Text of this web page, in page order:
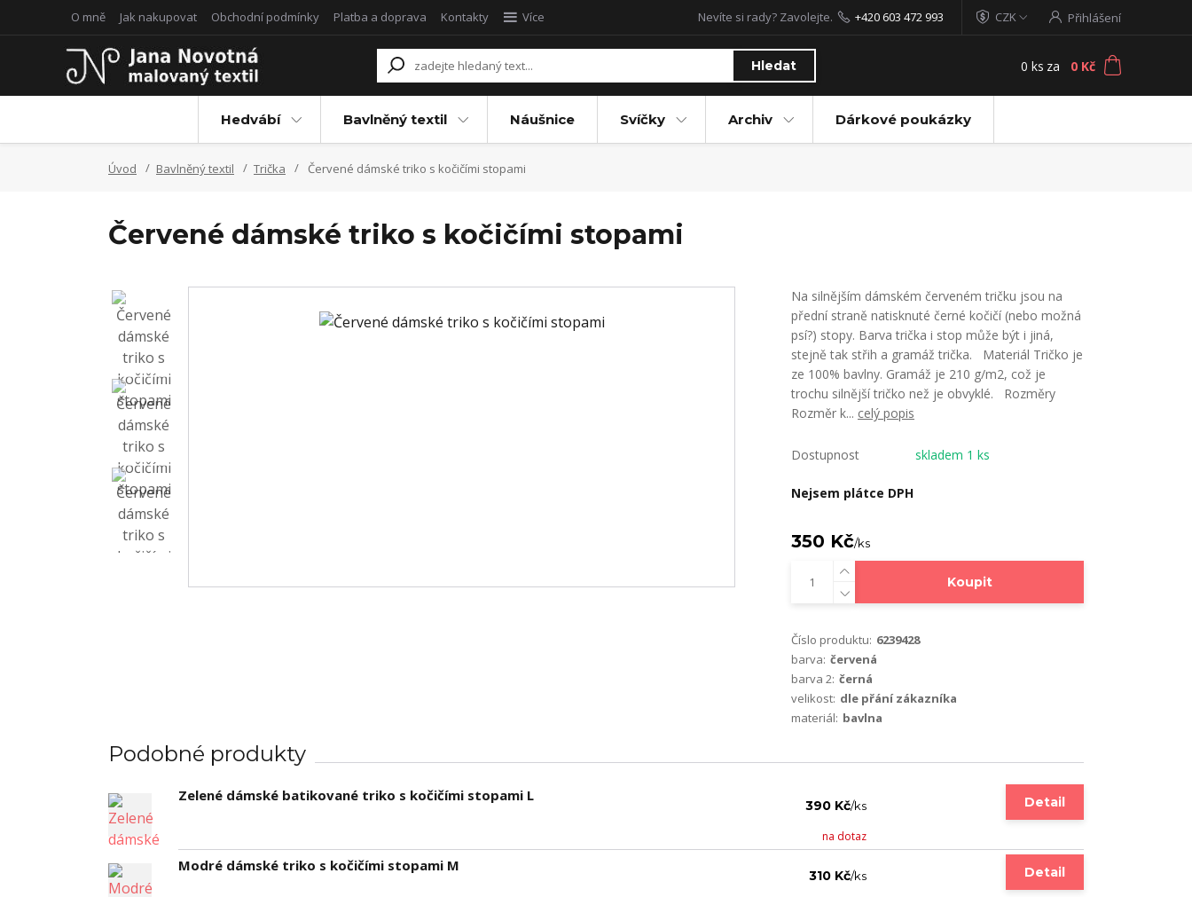
O mně Jak nakupovat Obchodní podmínky Platba a doprava Kontakty Více CZK Přihlášení
Hledat
Nevíte si rady? Zavolejte. +420 603 472 993
0 ks za 0 Kč
Hedvábí Bavlněný textil Náušnice Svíčky Archiv Dárkové poukázky
Úvod Bavlněný textil Trička Červené dámské triko s kočičími stopami
Červené dámské triko s kočičími stopami
Na silnějším dámském červeném tričku jsou na
přední straně natisknuté černé kočičí (nebo možná
psí?) stopy. Barva trička i stop může být i jiná,
stejně tak střih a gramáž trička. Materiál Tričko je
ze 100% bavlny. Gramáž je 210 g/m2, což je
trochu silnější tričko než je obvyklé. Rozměry
Rozměr k... celý popis
Dostupnost skladem 1 ks
Nejsem plátce DPH
350 Kč/ks
Koupit
Číslo produktu: 6239428
barva: červená
barva 2: černá
velikost: dle přání zákazníka
materiál: bavlna
Podobné produkty
Zelené dámské batikované triko s kočičími stopami L
390 Kč/ks
na dotaz
Detail
Modré dámské triko s kočičími stopami M
310 Kč/ks Detail